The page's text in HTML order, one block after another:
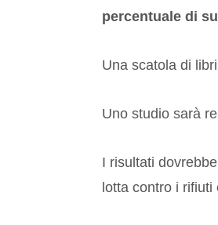
percentuale di
Una scatola di
Uno studio sarà
I risultati
lotta contro i